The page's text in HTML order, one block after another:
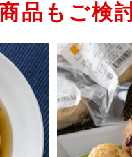
品もご検